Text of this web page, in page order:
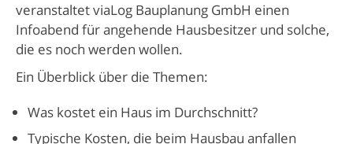
veranstaltet viaLog Bauplanung GmbH einen
Infoabend für angehende Hausbesitzer und solche,
die es noch werden wollen.
Ein Überblick über die Themen:
Was kostet ein Haus im Durchschnitt?
Typische Kosten, die beim Hausbau anfallen